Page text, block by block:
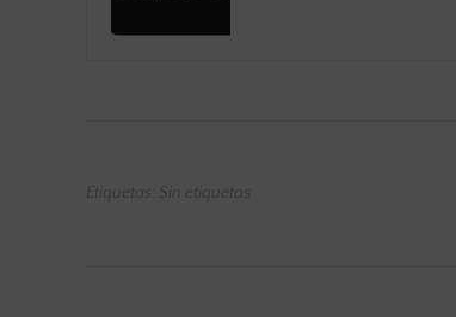
Etiquetas: Sin etiquetas